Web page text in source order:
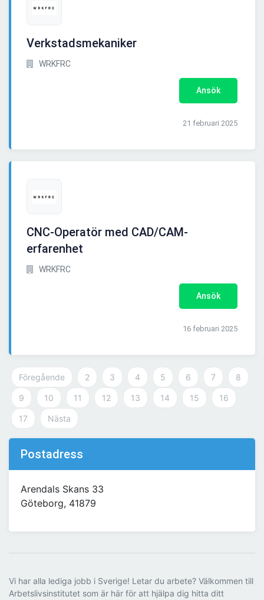
Verkstadsmekaniker
WRKFRC
Ansök
21 februari 2025
CNC-Operatör med CAD/CAM-
erfarenhet
WRKFRC
Ansök
16 februari 2025
Föregående 2 3 4 5 6 7 8
9 10 11 12 13 14 15 16
17 Nästa
Postadress
Arendals Skans 33
Göteborg, 41879
Vi har alla lediga jobb i Sverige! Letar du arbete? Välkommen till
Arbetslivsinstitutet som är här för att hjälpa dig hitta ditt